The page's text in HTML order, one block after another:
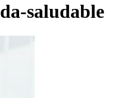
saludable